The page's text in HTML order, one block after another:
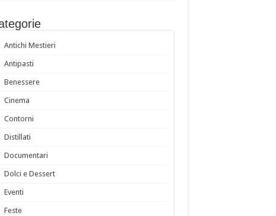
Antichi Mestieri
Antipasti
Benessere
Cinema
Contorni
Distillati
Documentari
Dolci e Dessert
Eventi
Feste